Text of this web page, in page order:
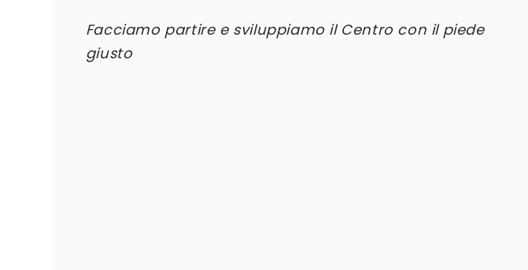
Facciamo partire e sviluppiamo il Centro con il piede
giusto